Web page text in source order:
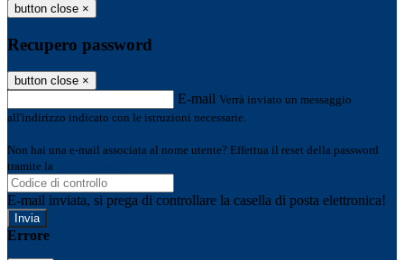
button close ×
Recupero password
button close ×
E-mail Verrà inviato un messaggio
all'indirizzo indicato con le istruzioni necessarie.
Non hai una e-mail associata al nome utente? Effettua il reset della password
tramite la
E-mail inviata, si prega di controllare la casella di posta elettronica!
Errore